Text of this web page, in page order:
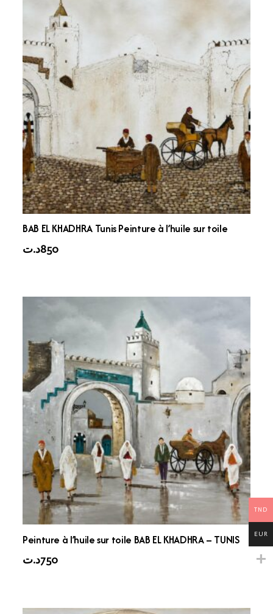
BAB EL KHADHRA Tunis Peinture à l’huile sur toile
850د.ت
Peinture à l’huile sur toile BAB EL KHADHRA – TUNIS
750د.ت
TND
EUR